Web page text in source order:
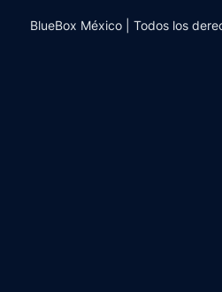
BlueBox México | Todos los